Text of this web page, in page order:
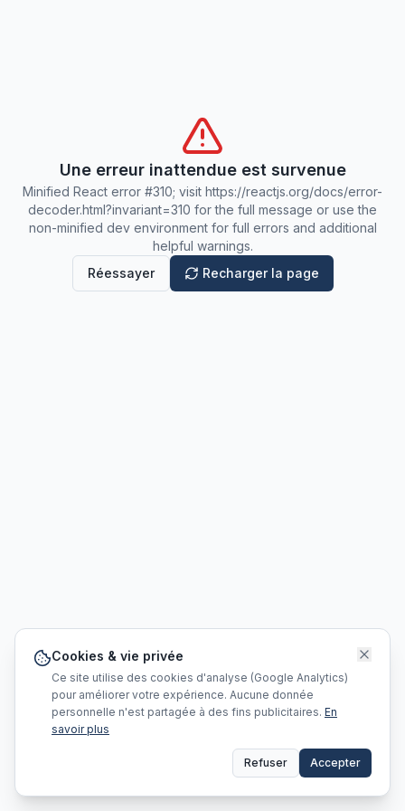
Une erreur inattendue est survenue
Minified React error #310; visit https://reactjs.org/docs/error-
decoder.html?invariant=310 for the full message or use the
non-minified dev environment for full errors and additional
helpful warnings.
Réessayer
Recharger la page
Cookies & vie privée
Ce site utilise des cookies d'analyse (Google Analytics)
pour améliorer votre expérience. Aucune donnée
personnelle n'est partagée à des fins publicitaires. En
savoir plus
Refuser Accepter